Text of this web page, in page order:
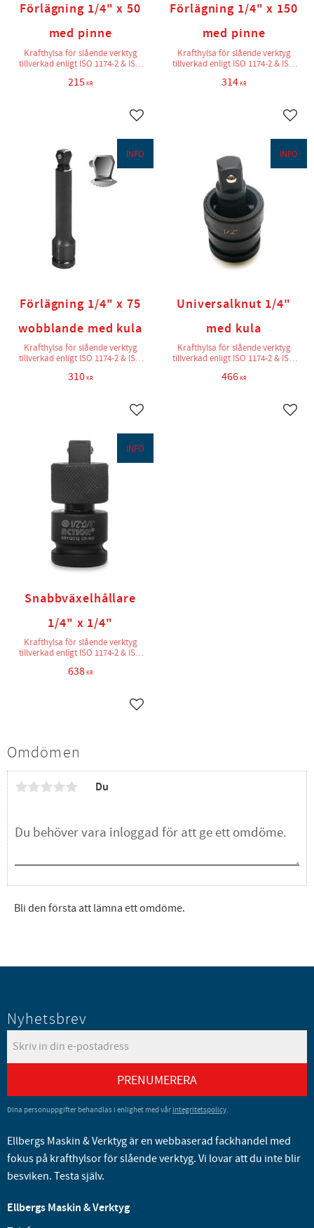
Omdömen
Du
Bli den första att lämna ett omdöme.
Förlägning 1/4" x 50
med pinne
Krafthylsa för slående verktyg
tillverkad enligt ISO 1174-2 & ISO
215KR
Lägg till i favoriter
Förlägning 1/4" x 150
med pinne
Krafthylsa för slående verktyg
tillverkad enligt ISO 1174-2 & ISO
314KR
Förlägning 1/4" x 75
wobblande med kula
Krafthylsa för slående verktyg
tillverkad enligt ISO 1174-2 & ISO
310KR
Lägg till i favoriter
INFO
Universalknut 1/4"
med kula
Krafthylsa för slående verktyg
tillverkad enligt ISO 1174-2 & ISO
466KR
INFO
Snabbväxelhållare
1/4" x 1/4"
Krafthylsa för slående verktyg
tillverkad enligt ISO 1174-2 & ISO
638KR
Lägg till i favoriter
INFO
Nyhetsbrev
PRENUMERERA
Dina personuppgifter behandlas i enlighet med vår integritetspolicy.
Ellbergs Maskin & Verktyg är en webbaserad fackhandel med
fokus på krafthylsor för slående verktyg. Vi lovar att du inte blir
besviken. Testa själv.
Ellbergs Maskin & Verktyg